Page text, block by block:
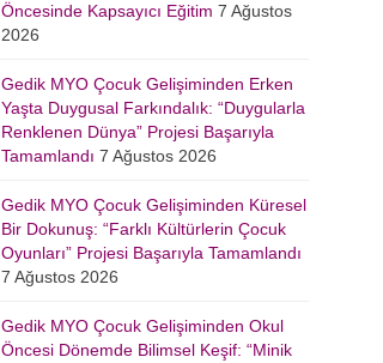
Öncesinde Kapsayıcı Eğitim 7 Ağustos
2026
Gedik MYO Çocuk Gelişiminden Erken
Yaşta Duygusal Farkındalık: “Duygularla
Renklenen Dünya” Projesi Başarıyla
Tamamlandı 7 Ağustos 2026
Gedik MYO Çocuk Gelişiminden Küresel
Bir Dokunuş: “Farklı Kültürlerin Çocuk
Oyunları” Projesi Başarıyla Tamamlandı
7 Ağustos 2026
Gedik MYO Çocuk Gelişiminden Okul
Öncesi Dönemde Bilimsel Keşif: “Minik